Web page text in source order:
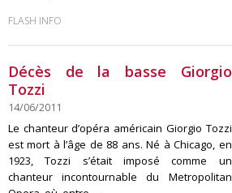
FLASH INFO
Décès de la basse Giorgio
Tozzi
14/06/2011
Le chanteur d’opéra américain Giorgio Tozzi
est mort à l’âge de 88 ans. Né à Chicago, en
1923, Tozzi s’était imposé comme un
chanteur incontournable du Metropolitan